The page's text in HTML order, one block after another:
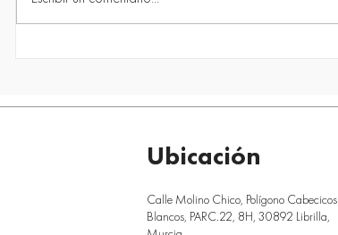
Ubicación
Calle Molino Chico, Polígono Cabecicos
Blancos, PARC.22, 8H, 30892 Librilla,